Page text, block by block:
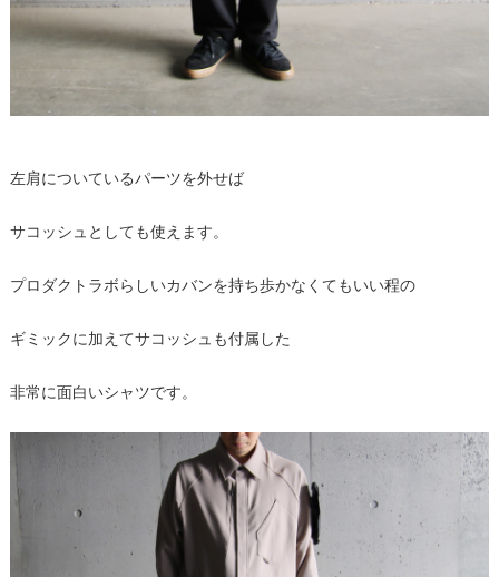
左肩についているパーツを外せば
サコッシュとしても使えます。
プロダクトラボらしいカバンを持ち歩かなくてもいい程の
ギミックに加えてサコッシュも付属した
非常に面白いシャツです。